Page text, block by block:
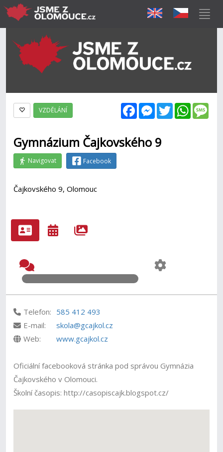
FacebookMessenger
Twitter
VZDĚLÁNÍ
Gymnázium Čajkovského 9
Navigovat Facebook
Čajkovského 9, Olomouc
Telefon: 585 412 493
E-mail:
skola@gcajkol.cz
Web:
www.gcajkol.cz
Oficiální facebooková stránka pod správou Gymnázia
Čajkovského v Olomouci.
Školní časopis: http://casopiscajk.blogspot.cz/